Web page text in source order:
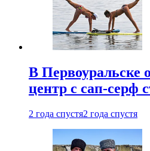
В Первоуральске
центр с сап-серф
2 года спустя2 года спустя